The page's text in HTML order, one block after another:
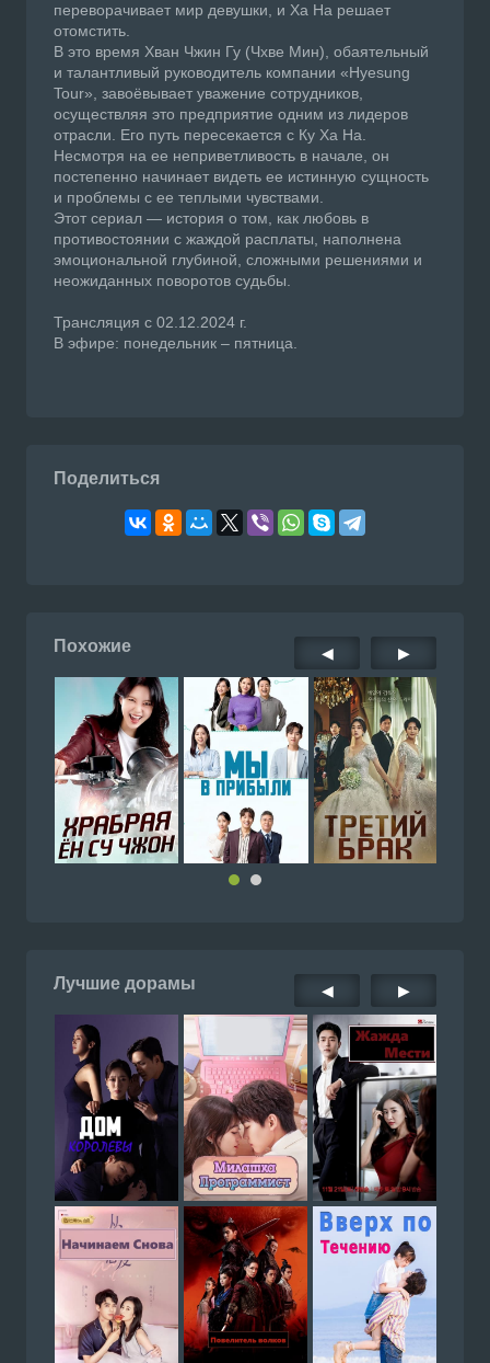
переворачивает мир девушки, и Ха На решает
отомстить.
В это время Хван Чжин Гу (Чхве Мин), обаятельный
и талантливый руководитель компании «Hyesung
Tour», завоёвывает уважение сотрудников,
осуществляя это предприятие одним из лидеров
отрасли. Его путь пересекается с Ку Ха На.
Несмотря на ее неприветливость в начале, он
постепенно начинает видеть ее истинную сущность
и проблемы с ее теплыми чувствами.
Этот сериал — история о том, как любовь в
противостоянии с жаждой расплаты, наполнена
эмоциональной глубиной, сложными решениями и
неожиданных поворотов судьбы.
Трансляция с 02.12.2024 г.
В эфире: понедельник – пятница.
Поделиться
Похожие ◀ ▶
Лучшие дорамы ◀ ▶